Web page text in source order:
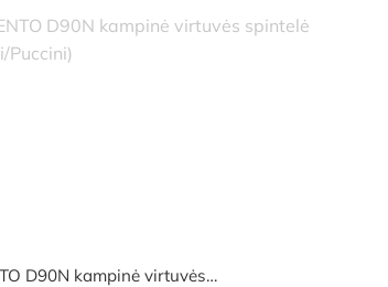
D90N kampinė virtuvės…